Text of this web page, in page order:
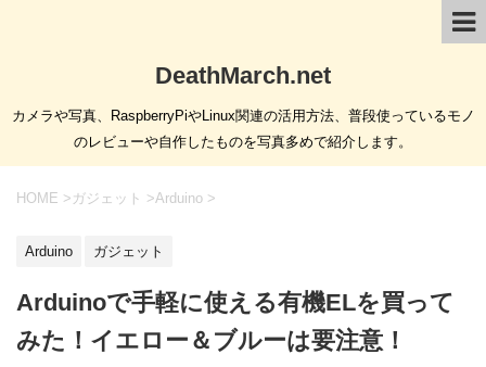
DeathMarch.net
カメラや写真、RaspberryPiやLinux関連の活用方法、普段使っているモノ
のレビューや自作したものを写真多めで紹介します。
HOME > ガジェット >Arduino >
Arduino ガジェット
Arduinoで手軽に使える有機ELを買って
みた！イエロー＆ブルーは要注意！